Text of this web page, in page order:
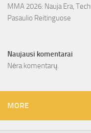
MMA 2026: Nauja Era,
Pasaulio Reitinguose
Naujausi komentarai
Nėra komentarų.
MORE